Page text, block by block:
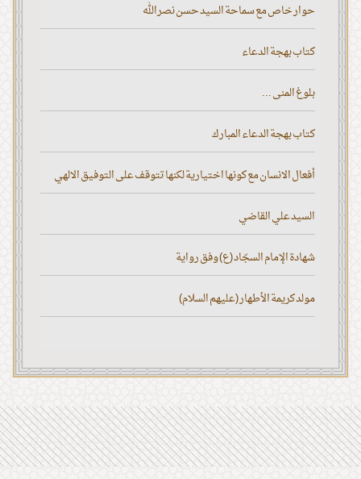
حوار خاص مع سماحة السيد حسن نصر الله
كتاب بهجة الدعاء
بلوغ المنى ...
كتاب بهجة الدعاء المبارك
أفعال الانسان مع كونها اختيارية لكنها تتوقف على التوفيق الالهي
السيد علي القاضي
شهادة الإمام السجّاد (ع) وفق رواية
مولد كريمة الأطهار (عليهم السلام)